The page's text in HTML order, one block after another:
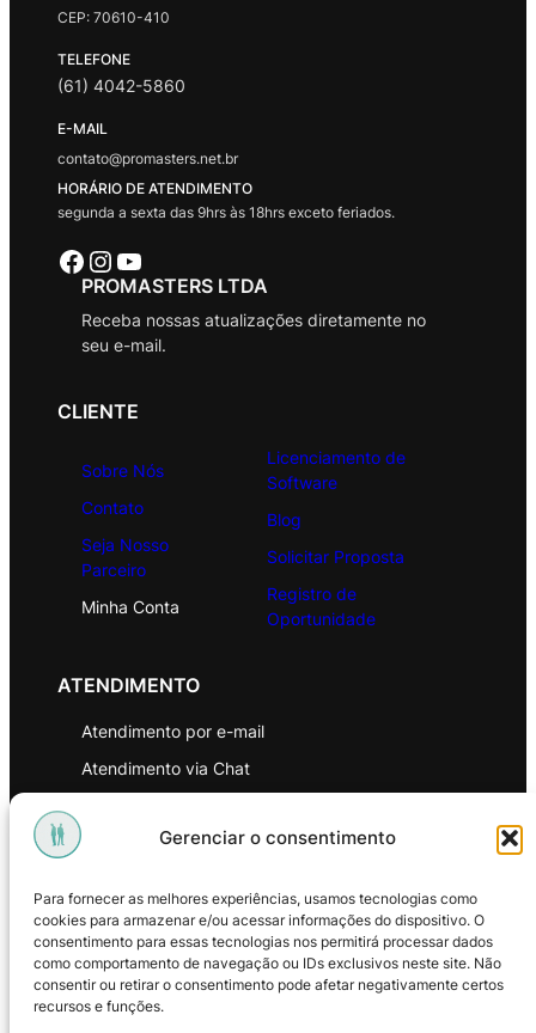
Gerenciar o consentimento
Para fornecer as melhores experiências, usamos tecnologias como
cookies para armazenar e/ou acessar informações do dispositivo. O
consentimento para essas tecnologias nos permitirá processar dados
como comportamento de navegação ou IDs exclusivos neste site. Não
consentir ou retirar o consentimento pode afetar negativamente certos
recursos e funções.
CEP: 70610-410
TELEFONE
(61) 4042-5860
E-MAIL
contato@promasters.net.br
HORÁRIO DE ATENDIMENTO
segunda a sexta das 9hrs às 18hrs exceto feriados.
Facebook Instagram Youtube
PROMASTERS LTDA
Receba nossas atualizações diretamente no
seu e-mail.
CLIENTE
Sobre Nós
Contato
Seja Nosso
Parceiro
Minha Conta
Licenciamento de
Software
Blog
Solicitar Proposta
Registro de
Oportunidade
ATENDIMENTO
Atendimento por e-mail
Atendimento via Chat
Política de Privacidade
Política de Troca e Devoluções
Política de Reembolso